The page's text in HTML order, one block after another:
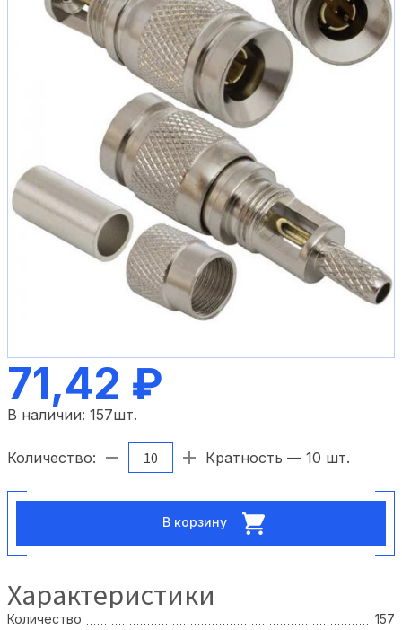
71,42 ₽
В наличии: 157шт.
Количество: Кратность — 10 шт.
В корзину
Характеристики
Количество
157